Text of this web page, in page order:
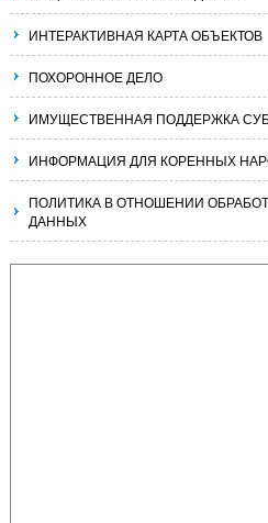
ИНТЕРАКТИВНАЯ КАРТА ОБЪЕКТОВ
ПОХОРОННОЕ ДЕЛО
ИМУЩЕСТВЕННАЯ ПОДДЕРЖКА
ИНФОРМАЦИЯ ДЛЯ КОРЕННЫХ
ПОЛИТИКА В ОТНОШЕНИИ
ДАННЫХ